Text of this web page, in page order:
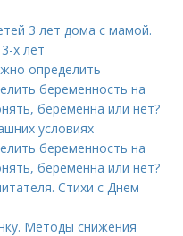
3 лет дома с мамой.
х лет
определить
беременность на
беременна или нет?
условиях
беременность на
беременна или нет?
Стихи с Днем
Методы снижения